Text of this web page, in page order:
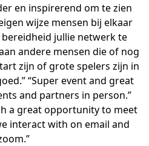
en inspirerend om te zien
wijze mensen bij elkaar
jullie netwerk te
andere mensen die of nog
zijn of grote spelers zijn in
“Super event and great
and partners in person.”
a great opportunity to meet
interact with on email and